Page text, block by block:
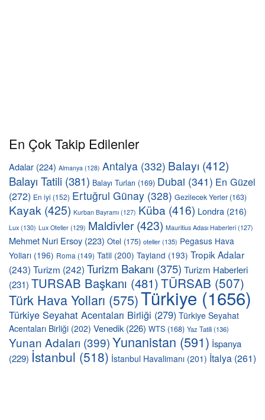
En Çok Takip Edilenler
Adalar (224) Almanya (128) Antalya (332) Balayı (412)
Balayı Tatili (381) Balayı Turları (169) Dubai (341) En Güzel
(272) En iyi (152) Ertuğrul Günay (328) Gezilecek Yerler (163)
Kayak (425) Kurban Bayramı (127) Küba (416) Londra (216)
Lux (130) Lux Oteller (129) Maldivler(423) Mauritius Adası Haberleri (127)
Mehmet Nuri Ersoy (223) Otel (175) oteller(135) Pegasus Hava
Yolları (196) Roma (149) Tatil (200) Tayland (193) Tropik Adalar
(243) Turizm (242) Turizm Bakanı (375) Turizm Haberleri
(231) TURSAB Başkanı (481)TÜRSAB (507)
Türk Hava Yolları (575)Türkiye (1656)
Türkiye Seyahat Acentaları Birliği (279) Türkiye Seyahat
Acentaları Birliği (202) Venedik (226) WTS (168) Yaz Tatili(136)
Yunan Adaları (399)Yunanistan (591) İspanya
(229) İstanbul (518) İstanbul Havalimanı (201) İtalya (261)